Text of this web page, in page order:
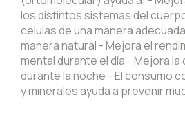
los distintos sistemas del
celulas de una manera
manera natural - Mejora el
mental durante el día - Mejora la
durante la noche - El consumo
y minerales ayuda a prevenir